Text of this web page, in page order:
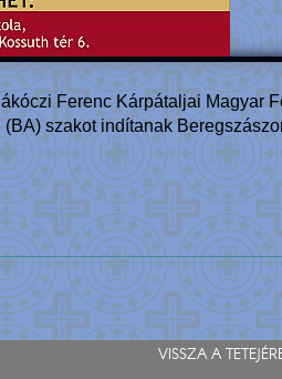
Ferenc Kárpátaljai Magyar
szakot indítanak
VISSZA A